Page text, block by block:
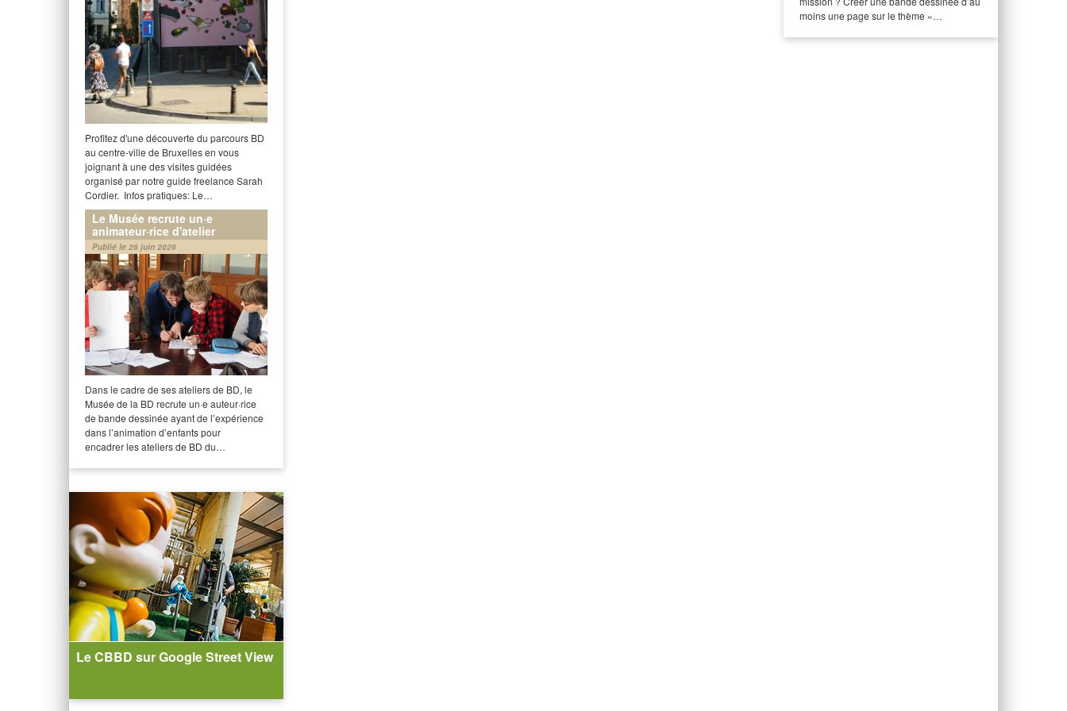
Profitez d'une découverte du parcours BD
au centre-ville de Bruxelles en vous
joignant à une des visites guidées
organisé par notre guide freelance Sarah
Cordier. Infos pratiques: Le…
Le Musée recrute un·e
animateur·rice d'atelier
Publié le 26 juin 2026
Dans le cadre de ses ateliers de BD, le
Musée de la BD recrute un·e auteur·rice
de bande dessinée ayant de l’expérience
dans l’animation d’enfants pour
encadrer les ateliers de BD du…
Le CBBD sur Google Street View
moins une page sur le thème «…